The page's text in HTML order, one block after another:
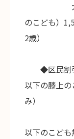
大人、
のこども）
2
◆区民割引
以下の膝上
以下